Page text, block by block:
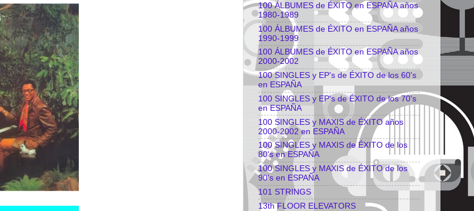
100 ÁLBUMES de ÉXITO en ESPAÑA años
1980-1989
100 ÁLBUMES de ÉXITO en ESPAÑA años
1990-1999
100 ÁLBUMES de ÉXITO en ESPAÑA años
2000-2002
100 SINGLES y EP's de ÉXITO de los 60's
en ESPAÑA
100 SINGLES y EP's de ÉXITO de los 70's
en ESPAÑA
100 SINGLES y MAXIS de ÉXITO años
2000-2002 en ESPAÑA
100 SINGLES y MAXIS de ÉXITO de los
80's en ESPAÑA
100 SINGLES y MAXIS de ÉXITO de los
90's en ESPAÑA
101 STRINGS
13th FLOOR ELEVATORS